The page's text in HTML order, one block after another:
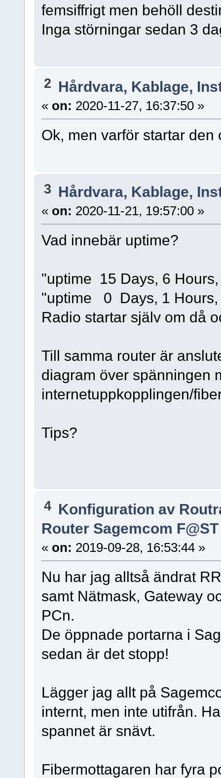
femsiffrigt men behöll
Inga störningar sedan 3
2 Hårdvara, Kablage,
« on: 2020-11-27, 16:37:50 »
Ok, men varför startar den
3 Hårdvara, Kablage,
« on: 2020-11-21, 19:57:00 »
Vad innebär uptime?
"uptime 15 Days, 6
"uptime 0 Days, 1 Hours,
Radio startar själv om då
Till samma router är
diagram över spänningen
internetuppkopplingen/
Tips?
4 Konfiguration av
Router Sagemcom
« on: 2019-09-28, 16:53:44 »
Nu har jag alltså ändrat
samt Nätmask, Gateway
PCn.
De öppnade portarna i
sedan är det stopp!
Lägger jag allt på
internt, men inte utifrån.
spannet är snävt.
Fibermottagaren har fyra